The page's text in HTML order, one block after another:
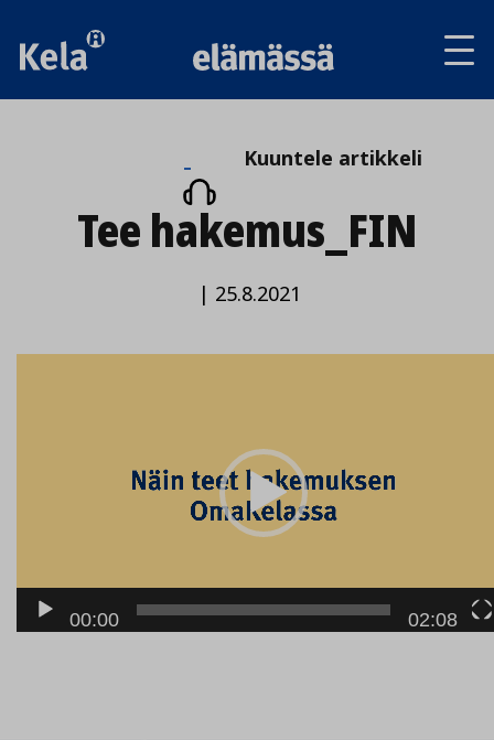
Kuuntele
artikkeli
Kuuntele artikkeli
Tee hakemus_FIN
| 25.8.2021
00:00 02:08